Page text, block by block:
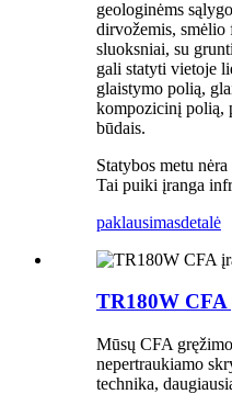
geologinėms
dirvožemis,
sluoksniai, su
gali statyti vietoje
glaistymo polią,
kompozicinį polią,
būdais.
Statybos metu
Tai puiki įranga
paklausimasdetalė
TR180W
Mūsų CFA
nepertraukiamo
technika,